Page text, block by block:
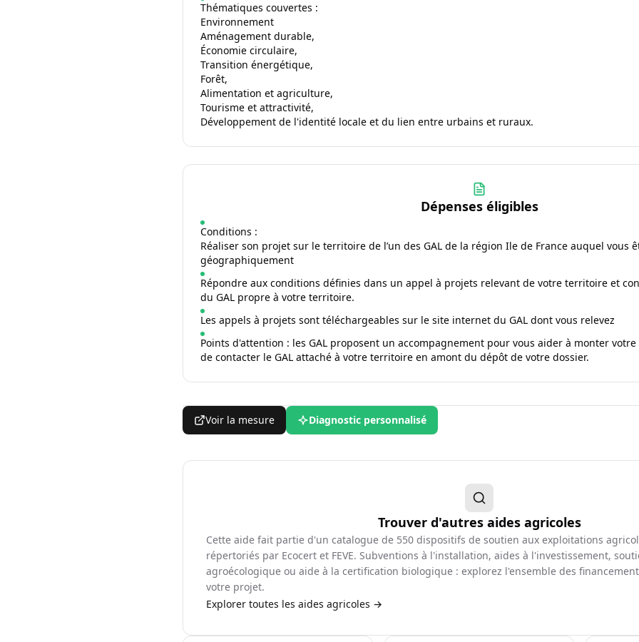
Thématiques couvertes :
Environnement
Aménagement durable,
Économie circulaire,
Transition énergétique,
Forêt,
Alimentation et agriculture,
Tourisme et attractivité,
Développement de l'identité locale et du lien entre urbains et ruraux.
Dépenses éligibles
Conditions :
Réaliser son projet sur le territoire de l’un des GAL de la région Ile de France auquel vous
géographiquement
Répondre aux conditions définies dans un appel à projets relevant de votre territoire et
du GAL propre à votre territoire.
Les appels à projets sont téléchargeables sur le site internet du GAL dont vous relevez
Points d'attention : les GAL proposent un accompagnement pour vous aider à monter
de contacter le GAL attaché à votre territoire en amont du dépôt de votre dossier.
Voir la mesure Diagnostic personnalisé
Trouver d'autres aides agricoles
Cette aide fait partie d'un catalogue de 550 dispositifs de soutien aux exploitations
répertoriés par Ecocert et FEVE. Subventions à l'installation, aides à l'investissement,
agroécologique ou aide à la certification biologique : explorez l'ensemble des
votre projet.
Explorer toutes les aides agricoles →